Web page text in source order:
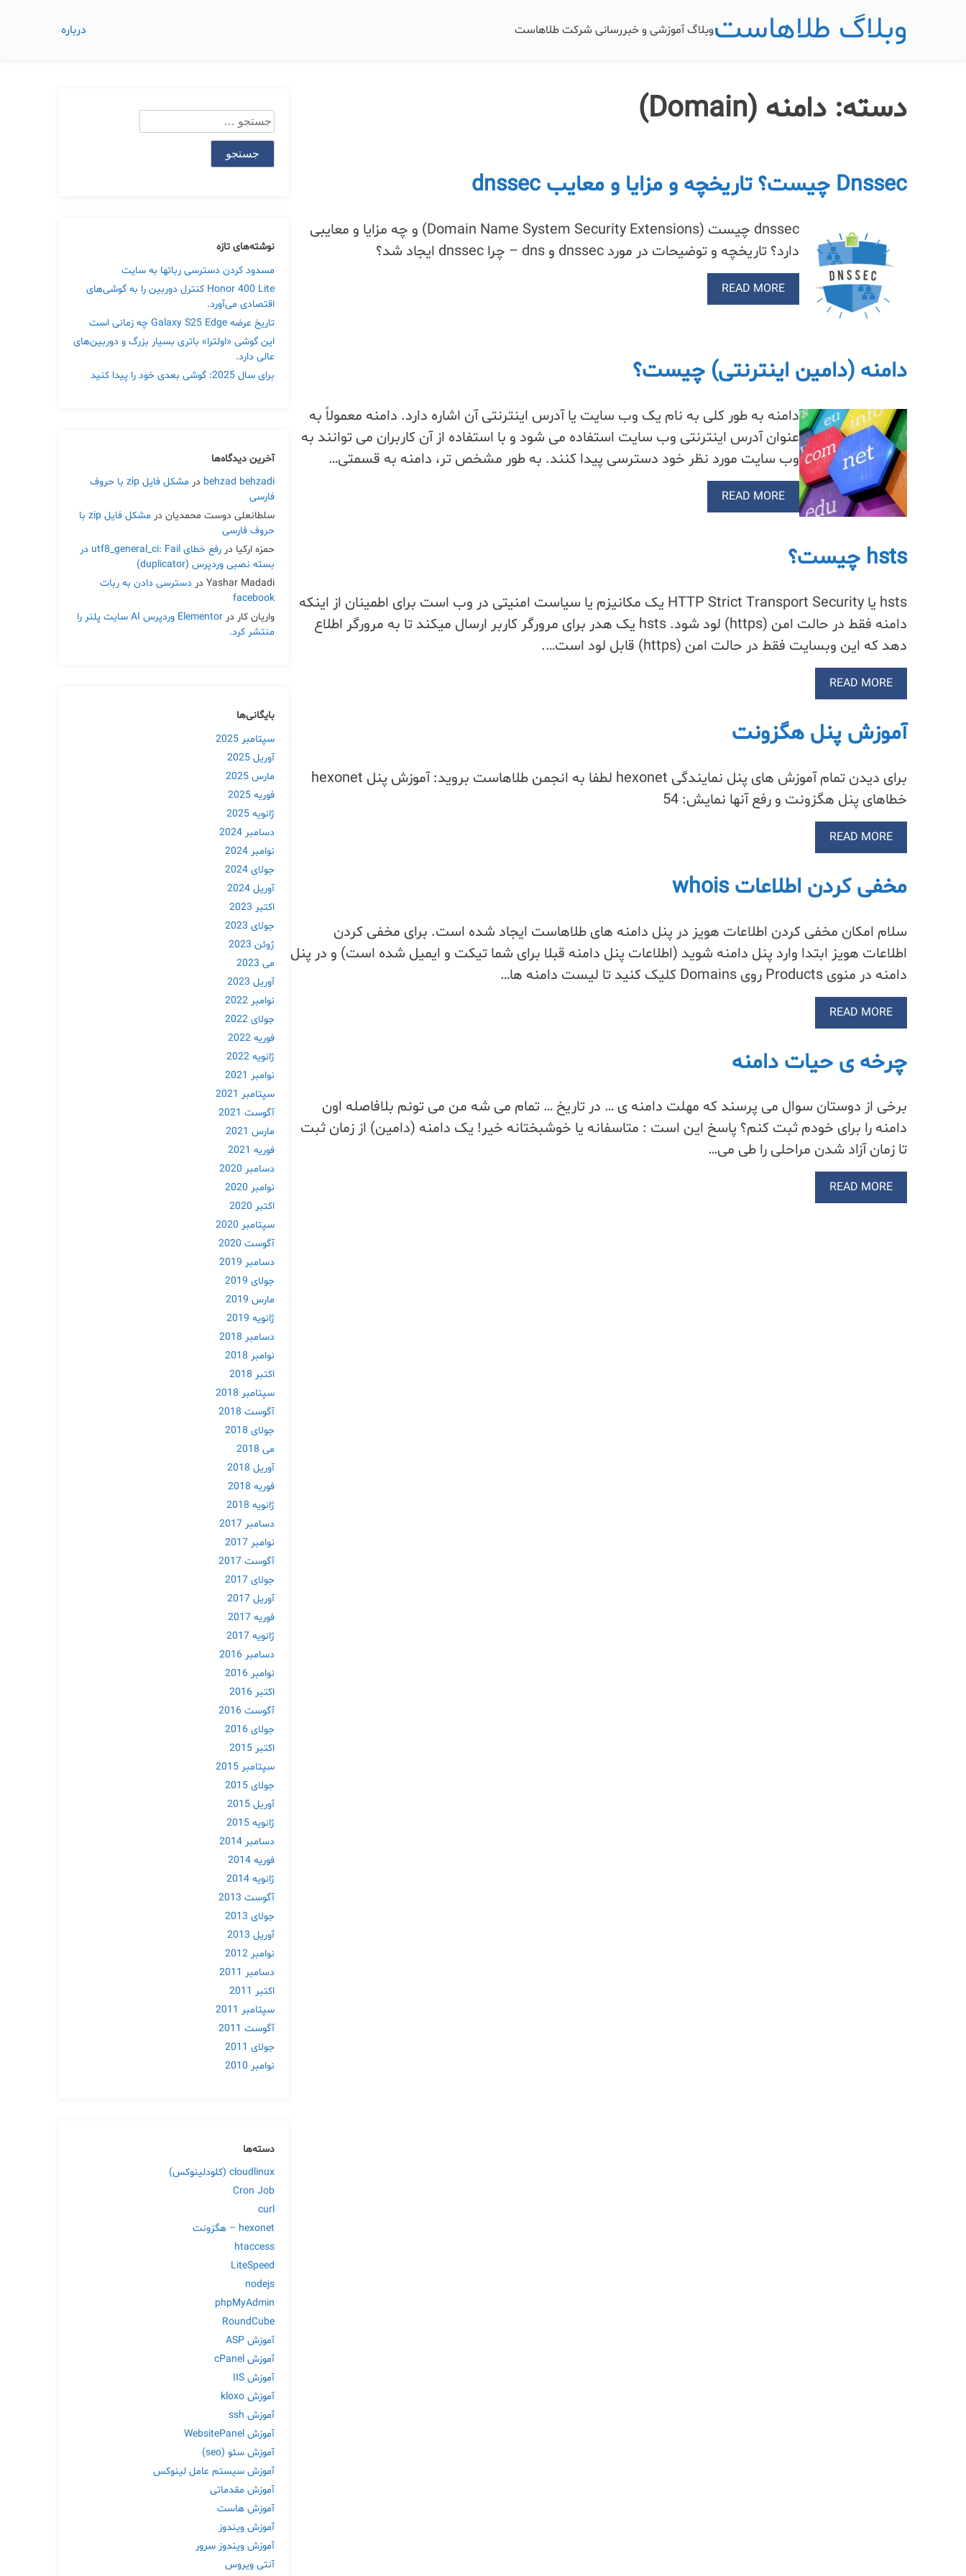
وبلاگ طلاهاستوبلاگ آموزشی و خبررسانی شرکت طلاهاست درباره
دسته: دامنه (Domain)
Dnssec چیست؟ تاریخچه و مزایا و معایب dnssec
dnssec چیست (Domain Name System Security Extensions) و چه مزایا و معایبی
دارد؟ تاریخچه و توضیحات در مورد dnssec و dns – چرا dnssec ایجاد شد؟
READ MORE
دامنه (دامین اینترنتی) چیست؟
دامنه به طور کلی به نام یک وب سایت یا آدرس اینترنتی آن اشاره دارد. دامنه معمولاً به
عنوان آدرس اینترنتی وب سایت استفاده می شود و با استفاده از آن کاربران می توانند به
وب سایت مورد نظر خود دسترسی پیدا کنند. به طور مشخص تر، دامنه به قسمتی…
READ MORE
hsts چیست؟
hsts یا HTTP Strict Transport Security یک مکانیزم یا سیاست امنیتی در وب است برای اطمینان از اینکه
دامنه فقط در حالت امن (https) لود شود. hsts یک هدر برای مرورگر کاربر ارسال میکند تا به مرورگر اطلاع
دهد که این وبسایت فقط در حالت امن (https) قابل لود است….
READ MORE
آموزش پنل هگزونت
برای دیدن تمام آموزش های پنل نمایندگی hexonet لطفا به انجمن طلاهاست بروید: آموزش پنل hexonet
خطاهای پنل هگزونت و رفع آنها نمایش: 54
READ MORE
مخفی کردن اطلاعات whois
سلام امکان مخفی کردن اطلاعات هویز در پنل دامنه های طلاهاست ایجاد شده است. برای مخفی کردن
اطلاعات هویز ابتدا وارد پنل دامنه شوید (اطلاعات پنل دامنه قبلا برای شما تیکت و ایمیل شده است) و در پنل
دامنه در منوی Products روی Domains کلیک کنید تا لیست دامنه ها…
READ MORE
چرخه ی حیات دامنه
برخی از دوستان سوال می پرسند که مهلت دامنه ی … در تاریخ … تمام می شه من می تونم بلافاصله اون
دامنه را برای خودم ثبت کنم؟ پاسخ این است : متاسفانه یا خوشبختانه خیر! یک دامنه (دامین) از زمان ثبت
تا زمان آزاد شدن مراحلی را طی می…
READ MORE
جستجو
برای:
نوشته‌های تازه
مسدود کردن دسترسی رباتها به سایت
Honor 400 Lite کنترل دوربین را به گوشی‌های
اقتصادی می‌آورد.
تاریخ عرضه Galaxy S25 Edge چه زمانی است
این گوشی «اولترا» باتری بسیار بزرگ و دوربین‌های
عالی دارد.
برای سال 2025: گوشی بعدی خود را پیدا کنید
آخرین دیدگاه‌ها
behzad behzadi در
مشکل فایل zip با حروف
فارسی
سلطانعلی دوست محمدیان در
مشکل فایل zip با
حروف فارسی
حمزه ارکیا در
رفع خطای utf8_general_ci: Fail در
بسته نصبی وردپرس (duplicator)
Yashar Madadi در دسترسی دادن به ربات
facebook
واریان کار در
Elementor وردپرس AI سایت پلنر را
منتشر کرد.
بایگانی‌ها
سپتامبر 2025
آوریل 2025
مارس 2025
فوریه 2025
ژانویه 2025
دسامبر 2024
نوامبر 2024
جولای 2024
آوریل 2024
اکتبر 2023
جولای 2023
ژوئن 2023
می 2023
آوریل 2023
نوامبر 2022
جولای 2022
فوریه 2022
ژانویه 2022
نوامبر 2021
سپتامبر 2021
آگوست 2021
مارس 2021
فوریه 2021
دسامبر 2020
نوامبر 2020
اکتبر 2020
سپتامبر 2020
آگوست 2020
دسامبر 2019
جولای 2019
مارس 2019
ژانویه 2019
دسامبر 2018
نوامبر 2018
اکتبر 2018
سپتامبر 2018
آگوست 2018
جولای 2018
می 2018
آوریل 2018
فوریه 2018
ژانویه 2018
دسامبر 2017
نوامبر 2017
آگوست 2017
جولای 2017
آوریل 2017
فوریه 2017
ژانویه 2017
دسامبر 2016
نوامبر 2016
اکتبر 2016
آگوست 2016
جولای 2016
اکتبر 2015
سپتامبر 2015
جولای 2015
آوریل 2015
ژانویه 2015
دسامبر 2014
فوریه 2014
ژانویه 2014
آگوست 2013
جولای 2013
آوریل 2013
نوامبر 2012
دسامبر 2011
اکتبر 2011
سپتامبر 2011
آگوست 2011
جولای 2011
نوامبر 2010
دسته‌ها
cloudlinux (کلودلینوکس)
Cron Job
curl
hexonet – هگزونت
htaccess
LiteSpeed
nodejs
phpMyAdmin
RoundCube
آموزش ASP
آموزش cPanel
آموزش IIS
آموزش kloxo
آموزش ssh
آموزش WebsitePanel
آموزش سئو (seo)
آموزش سیستم عامل لینوکس
آموزش مقدماتی
آموزش هاست
آموزش ویندوز
آموزش ویندوز سرور
آنتی ویروس